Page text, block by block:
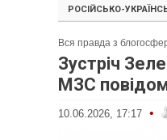
РОСІЙСЬКО-
Вся правда з
Зустріч
МЗС
10.06.2026, 17:17 •